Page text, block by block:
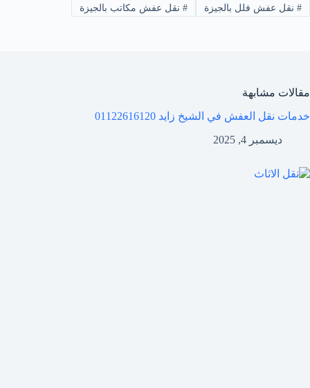
#نقل عفش فلل بالجيزة #نقل عفش مكاتب بالجيزة
مقالات مشابهة
خدمات نقل العفش في الشيخ زايد 01122616120
ديسمبر 4, 2025